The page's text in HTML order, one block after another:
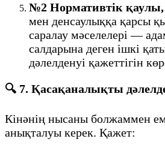
№2 Нормативтік қаулы,
мен денсаулыққа қарсы
саралау мәселелері —
салдарына деген ішкі
дәлелденуі қажеттігін
🔍 7. Қасақаналықты
Кінәнің нысаны болжаммен
анықталуы керек. Қажет: